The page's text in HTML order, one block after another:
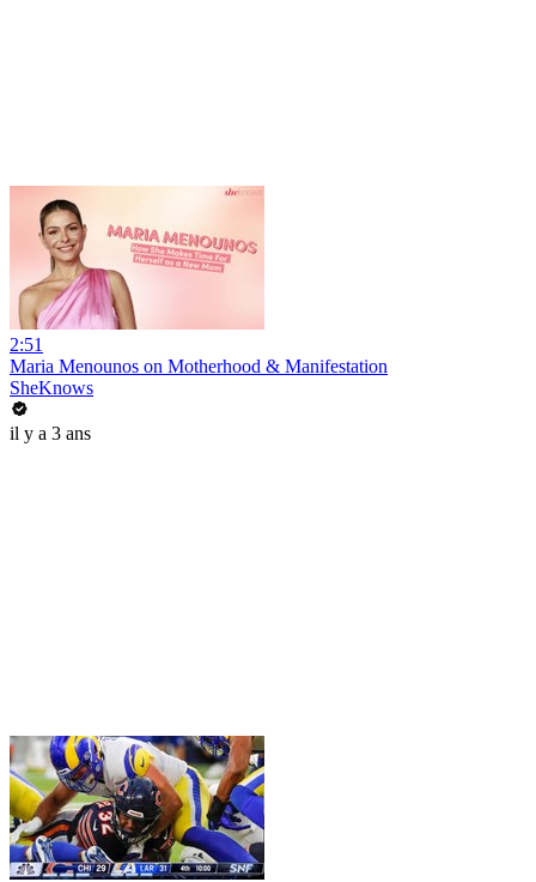
2:51
Maria Menounos on Motherhood & Manifestation
SheKnows
il y a 3 ans